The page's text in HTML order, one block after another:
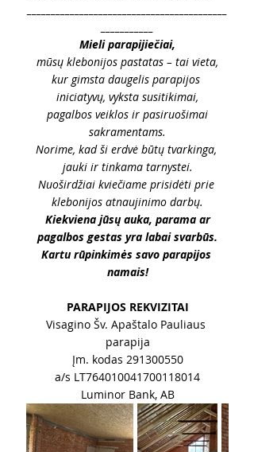
Mieli parapijiečiai,
mūsų klebonijos pastatas – tai vieta,
kur gimsta daugelis parapijos
iniciatyvų, vyksta susitikimai,
pagalbos veiklos ir pasiruošimai
sakramentams.
Norime, kad ši erdvė būtų tvarkinga,
jauki ir tinkama tarnystei.
Nuoširdžiai kviečiame prisidėti prie
klebonijos atnaujinimo darbų.
Kiekviena jūsų auka, parama ar
pagalbos gestas yra labai svarbūs.
Kartu rūpinkimės savo parapijos
namais!
PARAPIJOS REKVIZITAI
Visagino Šv. Apaštalo Pauliaus
parapija
Įm. kodas 291300550
a/s LT764010041700118014
Luminor Bank, AB